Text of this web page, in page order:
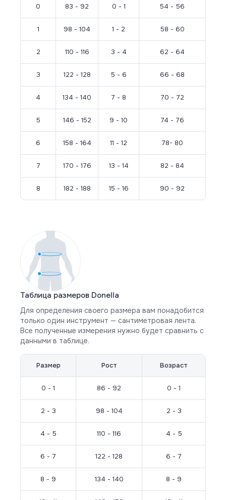
0 83 - 92 0 - 1 54 - 56
1 98 - 104 1 - 2 58 - 60
2 110 - 116 3 - 4 62 - 64
3 122 - 128 5 - 6 66 - 68
4 134 - 140 7 - 8 70 - 72
5 146 - 152 9 - 10 74 - 76
6 158 - 164 11 - 12 78- 80
7 170 - 176 13 - 14 82 - 84
8 182 - 188 15 - 16 90 - 92
Таблица размеров Donella
Для определения своего размера вам понадобится
только один инструмент — сантиметровая лента.
Все полученные измерения нужно будет сравнить с
данными в таблице.
Размер Рост Возраст
0 - 1 86 - 92 0 - 1
2 - 3 98 - 104 2 - 3
4 - 5 110 - 116 4 - 5
6 - 7 122 - 128 6 - 7
8 - 9 134 - 140 8 - 9